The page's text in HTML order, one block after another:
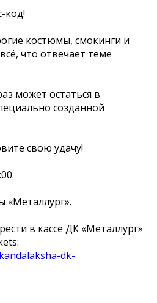
код!
костюмы, смокинги и
что отвечает теме
может остаться в
созданной
свою удачу!
«Металлург».
в кассе ДК «Металлург»
dk-